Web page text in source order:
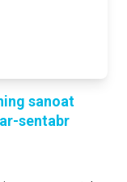
sanoat
sentabr